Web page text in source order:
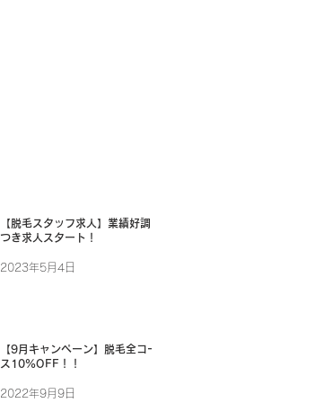
【脱毛スタッフ求人】業績好調に
つき求人スタート！
2023年5月4日
【9月キャンペーン】脱毛全コー
ス10%OFF！！
2022年9月9日